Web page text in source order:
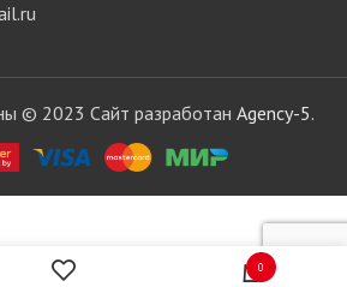
© 2023 Сайт разработан Agency-5.
наличии
0